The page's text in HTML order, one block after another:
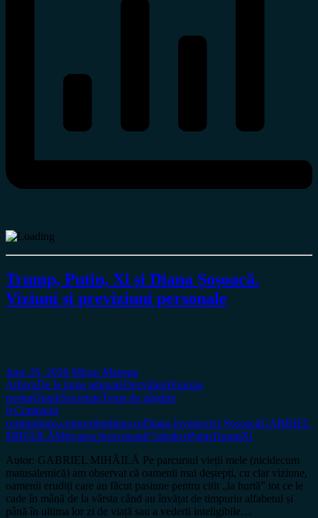
Trump, Putin, Xi și Diana Șoșoacă.
Viziuni și previziuni personale
June 26, 2026 Miron Manega
ArhivaDe la lume adunateDezvăluiriEuropa
nostraOpiniiSocietateTema de gândire
0 Comment
certitudinea.comcertitudinea.roDiana Iovanovici ȘoșoacăGABRIEL
MIHĂILĂMișcarea browneană”ortodoxPutinTrumpXi
Autor: GABRIEL MIHĂILĂ Pe parcursul vieții mele (nicidecum
matusalemică) am observat că oamenii mai deștepți, cu clar viziune,
oamenii erudiți care au făcut pasiune pentru citit „la hurtă” tot ce le
cade în mână de la vârsta când au învățat de timpuriu alfabetul și
până în ultima lor zi de viață sau a vederii inteligibile…